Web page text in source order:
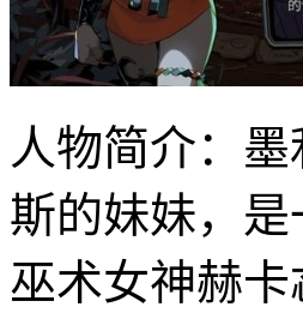
人物简介：
斯的妹妹，
巫术女神赫